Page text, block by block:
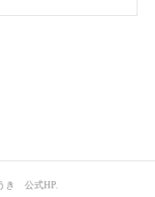
き 公式HP.